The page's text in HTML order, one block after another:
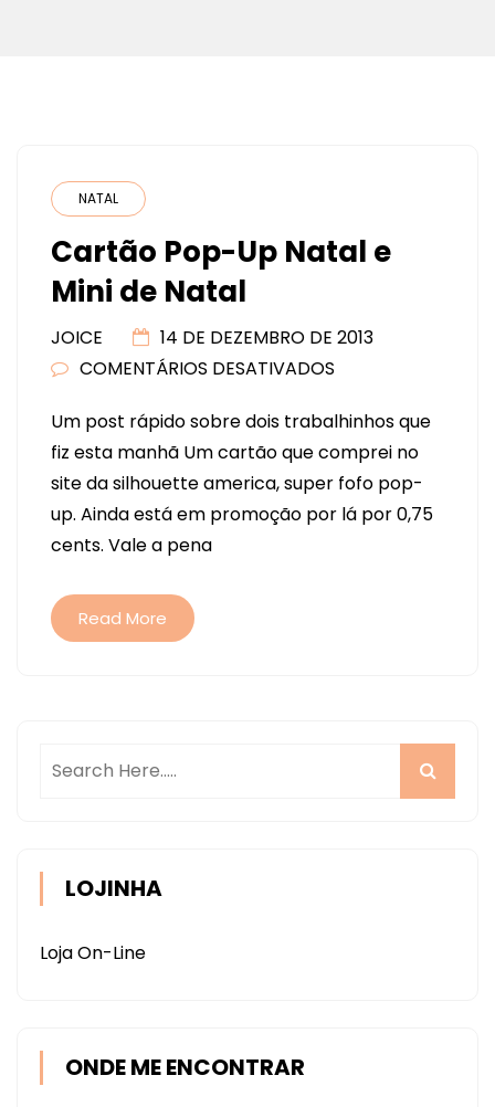
NATAL
Cartão Pop-Up Natal e
Mini de Natal
JOICE
14 DE DEZEMBRO DE 2013
COMENTÁRIOS DESATIVADOS
POP-
UP
NATAL
E
Um post rápido sobre dois trabalhinhos que
fiz esta manhã Um cartão que comprei no
site da silhouette america, super fofo pop-
up. Ainda está em promoção por lá por 0,75
cents. Vale a pena
Read More
LOJINHA
Loja On-Line
ONDE ME ENCONTRAR